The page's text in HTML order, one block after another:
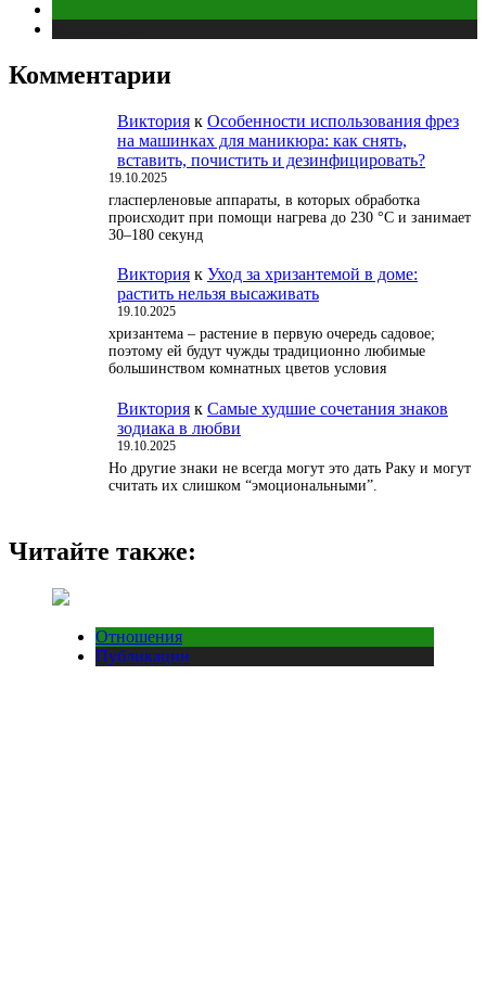
Комментарии
Виктория к Особенности использования фрез
на машинках для маникюра: как снять,
вставить, почистить и дезинфицировать?
19.10.2025
гласперленовые аппараты, в которых обработка
происходит при помощи нагрева до 230 °С и занимает
30–180 секунд
Виктория к Уход за хризантемой в доме:
растить нельзя высаживать
19.10.2025
хризантема – растение в первую очередь садовое;
поэтому ей будут чужды традиционно любимые
большинством комнатных цветов условия
Виктория к Самые худшие сочетания знаков
зодиака в любви
19.10.2025
Но другие знаки не всегда могут это дать Раку и могут
считать их слишком “эмоциональными”.
Читайте также:
Отношения
Публикации